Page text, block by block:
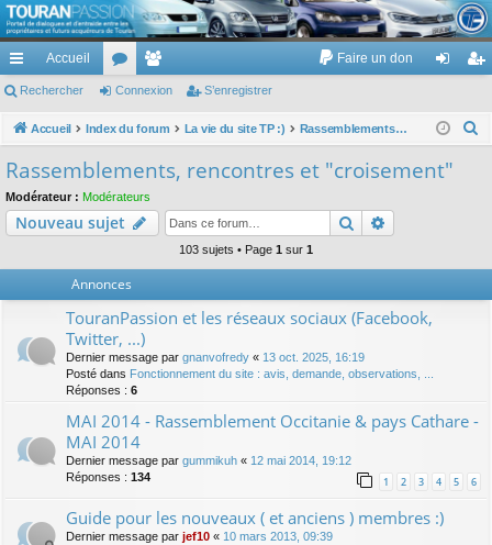
TouranPassion
Le forum des propriétaires ou futurs acquéreurs du Volkswagen Touran
cc
ès
pi
de
Accueil
or
u
e
m
Faire un don
ne nr
Rechercher Connexion S’enregistrer
Accueil Index du forum La vie du site TP :) Rassemblements, rencontres et "croisement"
c
Rassemblements, rencontres et "croisement"
Modérateur : Modérateurs
Nouveau sujet Rechercher
103 sujets • Page 1 sur 1
Annonces
TouranPassion et les réseaux sociaux (Facebook,
Twitter, ...)
Dernier message par gnanvofredy « 13 oct. 2025, 16:19
Posté dans Fonctionnement du site : avis, demande, observations, ...
Réponses : 6
MAI 2014 - Rassemblement Occitanie & pays Cathare -
MAI 2014
Dernier message par gummikuh « 12 mai 2014, 19:12
Réponses : 134 1 2 3 4 5 6
Guide pour les nouveaux ( et anciens ) membres :)
Dernier message par jef10 « 10 mars 2013, 09:39